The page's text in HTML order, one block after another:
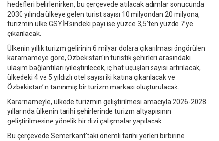
hedefleri belirlenirken, bu çerçevede atılacak adımlar sonucunda
2030 yılında ülkeye gelen turist sayısı 10 milyondan 20 milyona,
turizmin ülke GSYİH'sindeki payı ise yüzde 3,5’ten yüzde 7’ye
çıkarılacak.
Ülkenin yıllık turizm gelirinin 6 milyar dolara çıkarılması öngörülen
kararnameye göre, Özbekistan'ın turistik şehirleri arasındaki
ulaşım bağlantıları iyileştirilecek, iç hat uçuşları sayısı artırılacak,
ülkedeki 4 ve 5 yıldızlı otel sayısı iki katına çıkarılacak ve
Özbekistan’ın tanınmış bir turizm markası oluşturulacak.
Kararnameyle, ülkede turizmin geliştirilmesi amacıyla 2026-2028
yıllarında ülkenin tarihi şehirlerinde turizm altyapısının
geliştirilmesine yönelik bir dizi çalışmalar yapılacak.
Bu çerçevede Semerkant'taki önemli tarihi yerleri birbirine